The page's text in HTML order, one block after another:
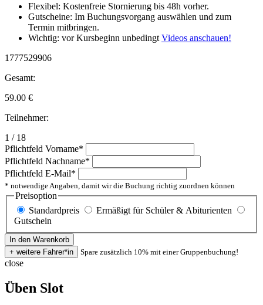
Flexibel: Kostenfreie Stornierung bis 48h vorher.
Gutscheine: Im Buchungsvorgang auswählen und zum
Termin mitbringen.
Wichtig: vor Kursbeginn unbedingt Videos anschauen!
1777529906
Gesamt:
59.00 €
Teilnehmer:
1 / 18
Pflichtfeld Vorname*
Pflichtfeld Nachname*
Pflichtfeld E-Mail*
* notwendige Angaben, damit wir die Buchung richtig zuordnen können
Preisoption
Standardpreis
Ermäßigt für Schüler & Abiturienten
Gutschein
Spare zusätzlich 10% mit einer Gruppenbuchung!
close
Üben Slot